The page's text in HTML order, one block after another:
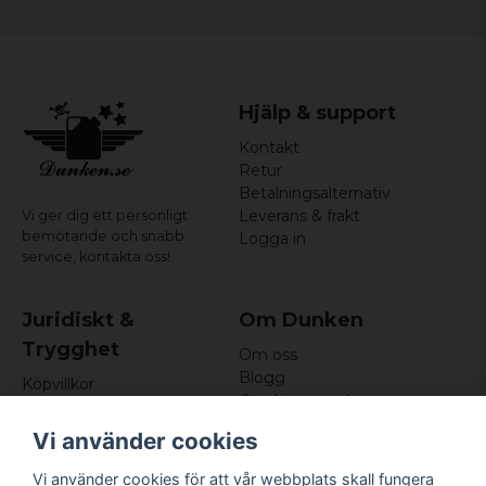
Vi ger dig ett personligt
bemötande och snabb
service, kontakta oss!
Hjälp & support
Kontakt
Retur
Betalningsalternativ
Leverans & frakt
Logga in
Juridiskt &
Trygghet
Köpvillkor
Om cookies
Om Dunken
Om oss
Blogg
Omdömen och
Nyhetsbrev
Kundklubb
Vi använder cookies
Vi använder cookies för att vår webbplats skall fungera